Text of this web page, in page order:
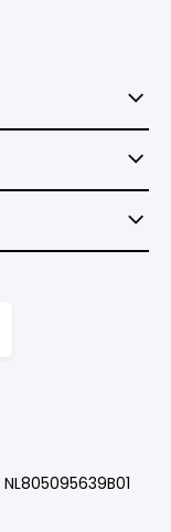
NL805095639B01